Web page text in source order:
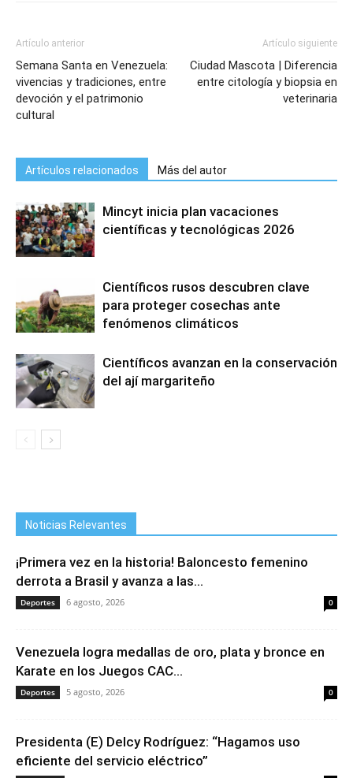
Artículo anterior
Semana Santa en Venezuela:
vivencias y tradiciones, entre
devoción y el patrimonio
cultural
Artículo siguiente
Ciudad Mascota | Diferencia
entre citología y biopsia en
veterinaria
Artículos relacionados Más del autor
Mincyt inicia plan vacaciones
científicas y tecnológicas 2026
Científicos rusos descubren clave
para proteger cosechas ante
fenómenos climáticos
Científicos avanzan en la conservación
del ají margariteño
Noticias Relevantes
¡Primera vez en la historia! Baloncesto femenino
derrota a Brasil y avanza a las...
Deportes 6 agosto, 2026 0
Venezuela logra medallas de oro, plata y bronce en
Karate en los Juegos CAC...
Deportes 5 agosto, 2026 0
Presidenta (E) Delcy Rodríguez: “Hagamos uso
eficiente del servicio eléctrico”